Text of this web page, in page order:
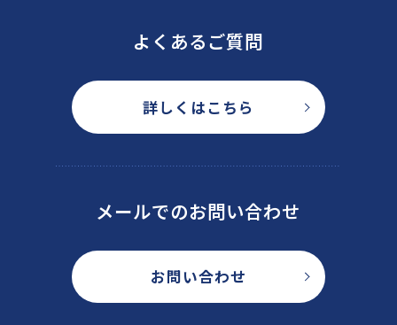
よくあるご質問
詳しくはこちら
メールでのお問い合わせ
お問い合わせ